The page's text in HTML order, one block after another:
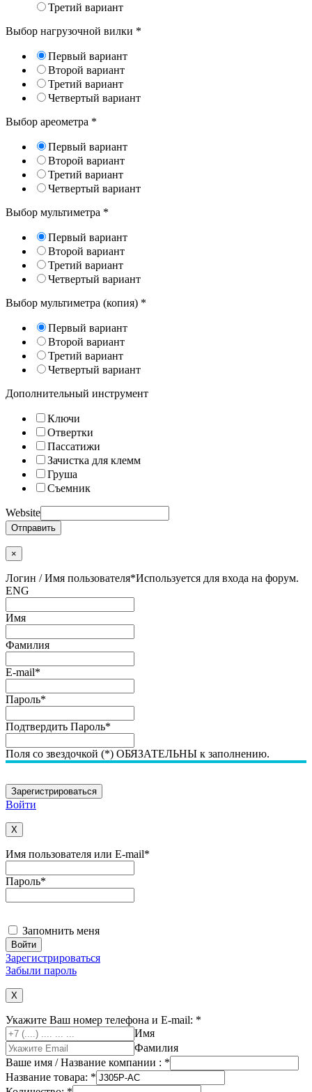
Третий вариант
Выбор нагрузочной вилки *
Первый вариант
Второй вариант
Третий вариант
Четвертый вариант
Выбор ареометра *
Первый вариант
Второй вариант
Третий вариант
Четвертый вариант
Выбор мультиметра *
Первый вариант
Второй вариант
Третий вариант
Четвертый вариант
Выбор мультиметра (копия) *
Первый вариант
Второй вариант
Третий вариант
Четвертый вариант
Дополнительный инструмент
Ключи
Отвертки
Пассатижи
Зачистка для клемм
Груша
Съемник
Website
Отправить
×
Логин / Имя пользователя*Используется для входа на форум.
ENG
Имя
Фамилия
E-mail*
Пароль*
Подтвердить Пароль*
Поля со звездочкой (*) ОБЯЗАТЕЛЬНЫ к заполнению.
Войти
X
Имя пользователя или E-mail*
Пароль*
Запомнить меня
Зарегистрироваться
Забыли пароль
X
Укажите Ваш номер телефона и E-mail: *
Имя
Фамилия
Ваше имя / Название компании : *
Название товара: *